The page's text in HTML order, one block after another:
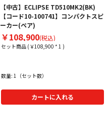
【中古】ECLIPSE TD510MK2(BK)
【コード10-100741】コンパクトスピ
ーカー(ペア)
￥108,900(税込)
セット商品 (￥108,900 * 1 )
数量: 1（セット数）
カートに入れる